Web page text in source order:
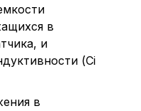
в
и
(Ci
в